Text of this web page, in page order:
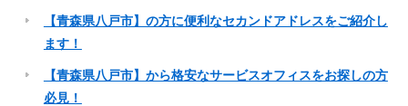
【青森県八戸市】の方に便利なセカンドアドレスをご紹介し
ます！
【青森県八戸市】から格安なサービスオフィスをお探しの方
必見！